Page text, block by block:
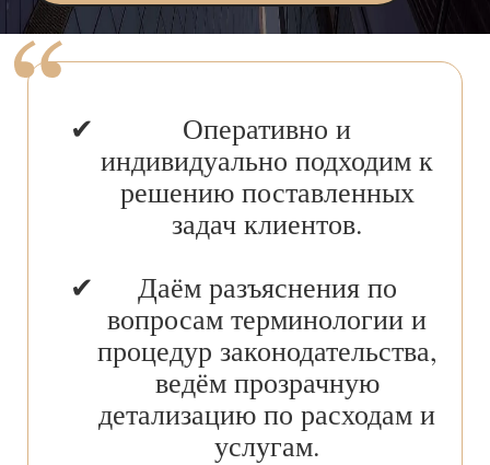
Оперативно и
индивидуально подходим к
решению поставленных
задач клиентов.
Даём разъяснения по
вопросам терминологии и
процедур законодательства,
ведём прозрачную
детализацию по расходам и
услугам.